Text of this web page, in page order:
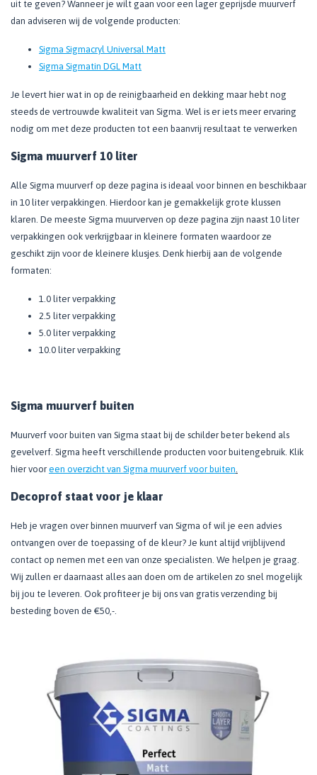
uit te geven? Wanneer je wilt gaan voor een lager geprijsde muurverf
dan adviseren wij de volgende producten:
Sigma Sigmacryl Universal Matt
Sigma Sigmatin DGL Matt
Je levert hier wat in op de reinigbaarheid en dekking maar hebt nog
steeds de vertrouwde kwaliteit van Sigma. Wel is er iets meer ervaring
nodig om met deze producten tot een baanvrij resultaat te verwerken
Sigma muurverf 10 liter
Alle Sigma muurverf op deze pagina is ideaal voor binnen en beschikbaar
in 10 liter verpakkingen. Hierdoor kan je gemakkelijk grote klussen
klaren. De meeste Sigma muurverven op deze pagina zijn naast 10 liter
verpakkingen ook verkrijgbaar in kleinere formaten waardoor ze
geschikt zijn voor de kleinere klusjes. Denk hierbij aan de volgende
formaten:
1.0 liter verpakking
2.5 liter verpakking
5.0 liter verpakking
10.0 liter verpakking
Sigma muurverf buiten
Muurverf voor buiten van Sigma staat bij de schilder beter bekend als
gevelverf. Sigma heeft verschillende producten voor buitengebruik. Klik
hier voor een overzicht van Sigma muurverf voor buiten.
Decoprof staat voor je klaar
Heb je vragen over binnen muurverf van Sigma of wil je een advies
ontvangen over de toepassing of de kleur? Je kunt altijd vrijblijvend
contact op nemen met een van onze specialisten. We helpen je graag.
Wij zullen er daarnaast alles aan doen om de artikelen zo snel mogelijk
bij jou te leveren. Ook profiteer je bij ons van gratis verzending bij
besteding boven de €50,-.